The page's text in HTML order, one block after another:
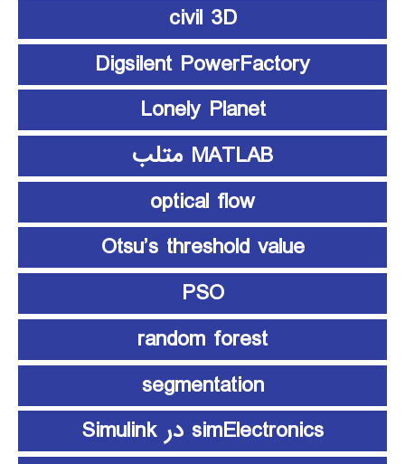
civil 3D
Digsilent PowerFactory
Lonely Planet
MATLAB متلب
optical flow
Otsu’s threshold value
PSO
random forest
segmentation
simElectronics در Simulink